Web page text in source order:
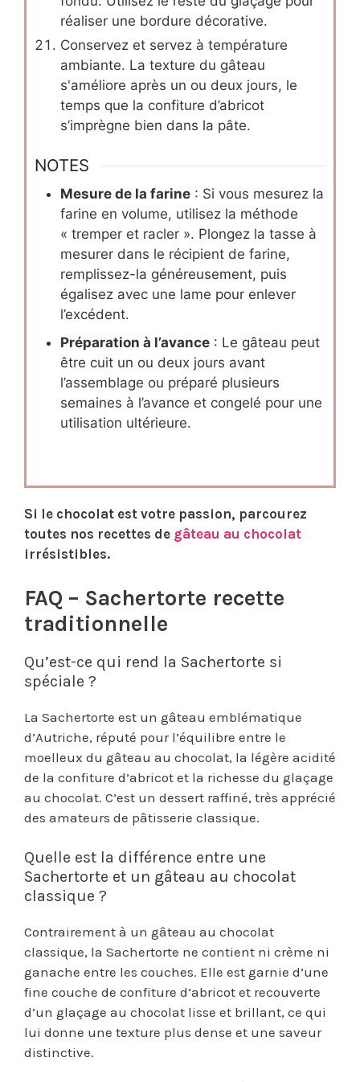
réaliser une bordure décorative.
Conservez et servez à température
ambiante. La texture du gâteau
s'améliore après un ou deux jours, le
temps que la confiture d’abricot
s’imprègne bien dans la pâte.
NOTES
Mesure de la farine : Si vous mesurez la
farine en volume, utilisez la méthode
« tremper et racler ». Plongez la tasse à
mesurer dans le récipient de farine,
remplissez-la généreusement, puis
égalisez avec une lame pour enlever
l’excédent.
Préparation à l’avance : Le gâteau peut
être cuit un ou deux jours avant
l’assemblage ou préparé plusieurs
semaines à l’avance et congelé pour une
utilisation ultérieure.
Si le chocolat est votre passion, parcourez
toutes nos recettes de gâteau au chocolat
irrésistibles.
FAQ – Sachertorte recette
traditionnelle
Qu’est-ce qui rend la Sachertorte si
spéciale ?
La Sachertorte est un gâteau emblématique
d’Autriche, réputé pour l’équilibre entre le
moelleux du gâteau au chocolat, la légère acidité
de la confiture d’abricot et la richesse du glaçage
au chocolat. C’est un dessert raffiné, très apprécié
des amateurs de pâtisserie classique.
Quelle est la différence entre une
Sachertorte et un gâteau au chocolat
classique ?
Contrairement à un gâteau au chocolat
classique, la Sachertorte ne contient ni crème ni
ganache entre les couches. Elle est garnie d’une
fine couche de confiture d’abricot et recouverte
d’un glaçage au chocolat lisse et brillant, ce qui
lui donne une texture plus dense et une saveur
distinctive.